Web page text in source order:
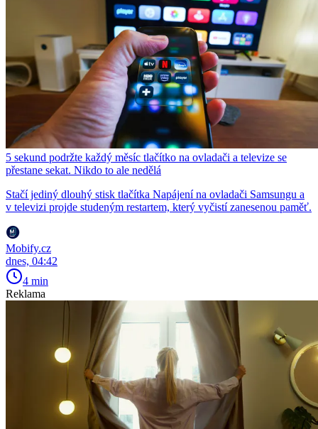
5 sekund podržte každý měsíc tlačítko na ovladači a televize se
přestane sekat. Nikdo to ale nedělá
Stačí jediný dlouhý stisk tlačítka Napájení na ovladači Samsungu a
v televizi projde studeným restartem, který vyčistí zanesenou paměť.
Mobify.cz
dnes, 04:42
4 min
Reklama